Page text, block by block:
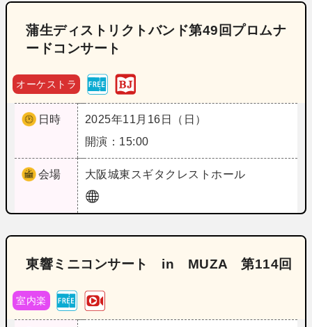
蒲生ディストリクトバンド第49回プロムナ
ードコンサート
オーケストラ
日時
2025年11月16日（日）
開演：15:00
会場 大阪城東スギタクレストホール
東響ミニコンサート in MUZA 第114回
室内楽